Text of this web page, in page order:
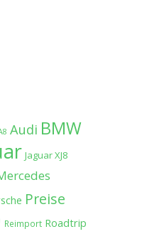
Audi BMW
Jaguar XJ8
Preise
Reimport Roadtrip